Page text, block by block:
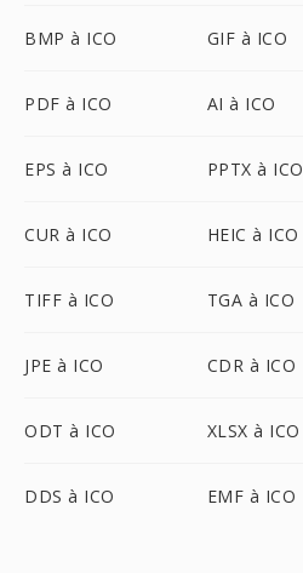
BMP à ICO GIF à ICO
PDF à ICO AI à ICO
EPS à ICO PPTX à ICO
CUR à ICO HEIC à ICO
TIFF à ICO TGA à ICO
JPE à ICO CDR à ICO
ODT à ICO XLSX à ICO
DDS à ICO EMF à ICO